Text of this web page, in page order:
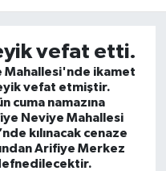
vefat etti.
Mahallesi'nde ikamet
vefat etmiştir.
cuma namazına
Neviye Mahallesi
kılınacak cenaze
Arifiye Merkez
Fikstür